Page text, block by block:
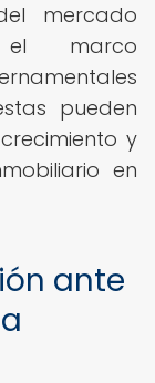
mercado
el marco
pueden
y
en
ante